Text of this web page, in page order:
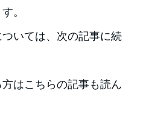
。
いては、次の記事に続
はこちらの記事も読ん